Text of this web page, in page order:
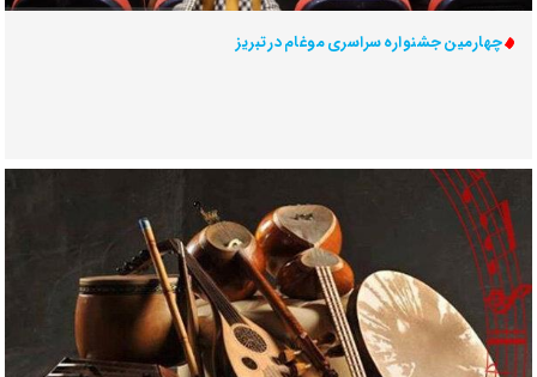
چهارمین جشنواره سراسری موغام در تبریز